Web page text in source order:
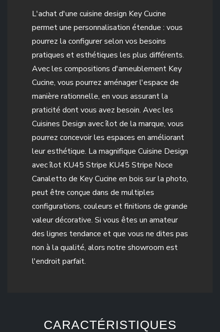
L'achat d'une cuisine design Key Cucine
permet une personnalisation étendue : vous
pourrez la configurer selon vos besoins
pratiques et esthétiques les plus différents.
Avec les compositions d'ameublement Key
Cucine, vous pourrez aménager l'espace de
manière rationnelle, en vous assurant la
praticité dont vous avez besoin. Avec les
Cuisines Design avec îlot de la marque, vous
pourrez concevoir les espaces en améliorant
leur esthétique. La magnifique Cuisine Design
avec îlot KU45 Stripe KU45 Stripe Noce
Canaletto de Key Cucine en bois sur la photo,
peut être conçue dans de multiples
configurations, couleurs et finitions de grande
valeur décorative. Si vous êtes un amateur
des lignes tendance et que vous ne dites pas
non à la qualité, alors notre showroom est
l'endroit parfait.
CARACTÉRISTIQUES